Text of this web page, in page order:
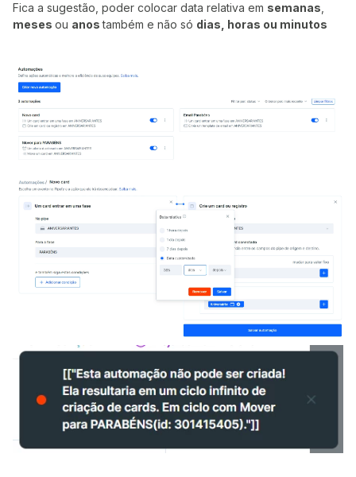
Fica a sugestão, poder colocar data relativa em semanas
meses ou anostambém e não só dias, horas ou minutos